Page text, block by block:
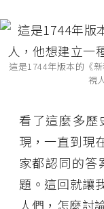
這是1744年版本的《
視
看了這麼多歷
現，一直到現
家都認同的答
題。這回就讓
人們，怎麼討